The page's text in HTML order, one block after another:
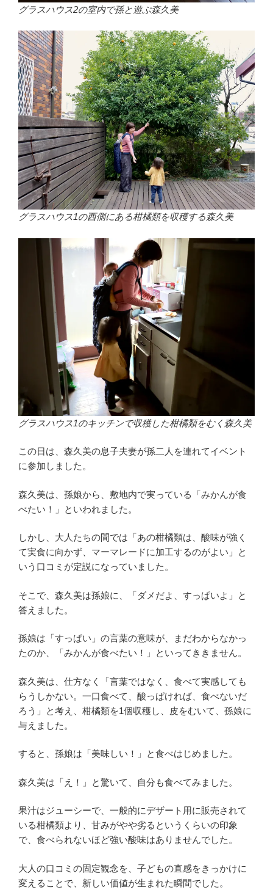
グラスハウス2の室内で孫と遊ぶ森久美
グラスハウス1の西側にある柑橘類を収穫する森久美
グラスハウス1のキッチンで収穫した柑橘類をむく森久美
この日は、森久美の息子夫妻が孫二人を連れてイベント
に参加しました。
森久美は、孫娘から、敷地内で実っている「みかんが食
べたい！」といわれました。
しかし、大人たちの間では「あの柑橘類は、酸味が強く
て実食に向かず、マーマレードに加工するのがよい」と
いう口コミが定説になっていました。
そこで、森久美は孫娘に、「ダメだよ、すっぱいよ」と
答えました。
孫娘は「すっぱい」の言葉の意味が、まだわからなかっ
たのか、「みかんが食べたい！」といってききません。
森久美は、仕方なく「言葉ではなく、食べて実感しても
らうしかない。一口食べて、酸っぱければ、食べないだ
ろう」と考え、柑橘類を1個収穫し、皮をむいて、孫娘に
与えました。
すると、孫娘は「美味しい！」と食べはじめました。
森久美は「え！」と驚いて、自分も食べてみました。
果汁はジューシーで、一般的にデザート用に販売されて
いる柑橘類より、甘みがやや劣るというくらいの印象
で、食べられないほど強い酸味はありませんでした。
大人の口コミの固定観念を、子どもの直感をきっかけに
変えることで、新しい価値が生まれた瞬間でした。